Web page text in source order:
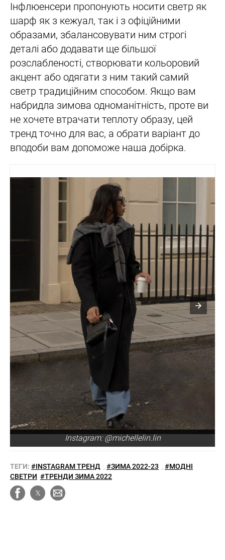
Інфлюенсери пропонують носити светр як
шарф як з кежуал, так і з офіційними
образами, збалансовувати ним строгі
деталі або додавати ще більшої
розслабленості, створювати кольоровий
акцент або одягати з ним такий самий
светр традиційним способом. Якщо вам
набридла зимова одноманітність, проте ви
не хочете втрачати теплоту образу, цей
тренд точно для вас, а обрати варіант до
вподоби вам допоможе наша добірка.
Instagram: @michellelin.lin
ТЕГИ: #INSTAGRAM ТРЕНД #ЗИМА 2022-23
#МОДНІ
СВЕТРИ #ТРЕНДИ ЗИМА 2022